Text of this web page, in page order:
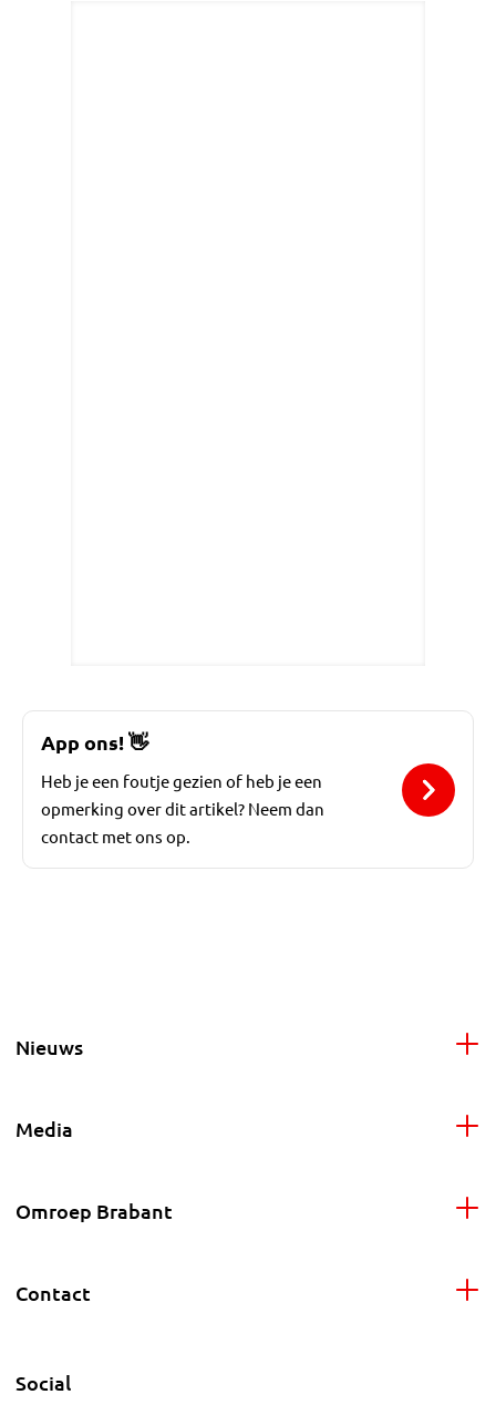
App ons!👋
Heb je een foutje gezien of heb je een
opmerking over dit artikel? Neem dan
contact met ons op.
Nieuws
Media
Omroep Brabant
Contact
Social